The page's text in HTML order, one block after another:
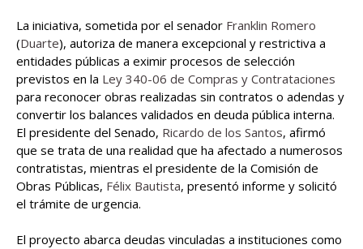
La iniciativa, sometida por el senador Franklin Romero
(Duarte), autoriza de manera excepcional y restrictiva a
entidades públicas a eximir procesos de selección
previstos en la Ley 340-06 de Compras y Contrataciones
para reconocer obras realizadas sin contratos o adendas y
convertir los balances validados en deuda pública interna.
El presidente del Senado, Ricardo de los Santos, afirmó
que se trata de una realidad que ha afectado a numerosos
contratistas, mientras el presidente de la Comisión de
Obras Públicas, Félix Bautista, presentó informe y solicitó
el trámite de urgencia.
El proyecto abarca deudas vinculadas a instituciones como